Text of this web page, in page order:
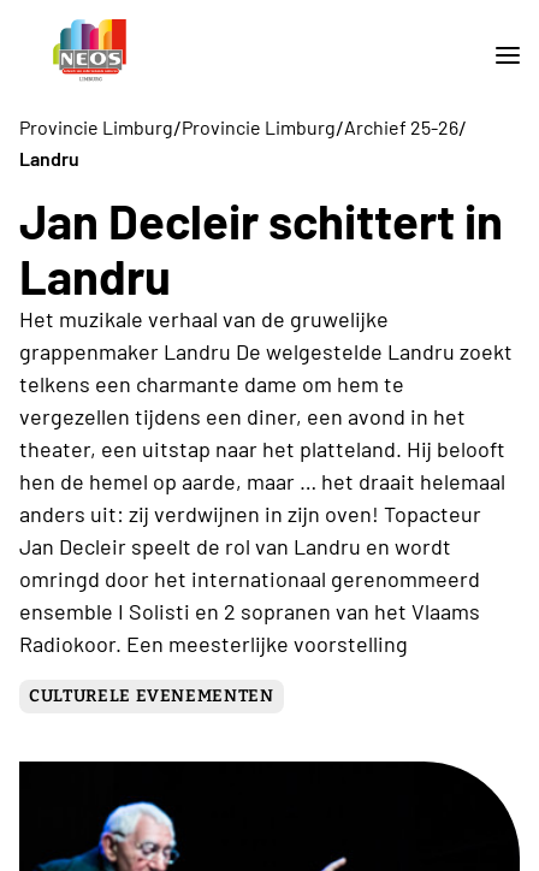
Provincie Limburg/Provincie Limburg/Archief 25-26/
Landru
Jan Decleir schittert in
Landru
Het muzikale verhaal van de gruwelijke
grappenmaker Landru De welgestelde Landru zoekt
telkens een charmante dame om hem te
vergezellen tijdens een diner, een avond in het
theater, een uitstap naar het platteland. Hij belooft
hen de hemel op aarde, maar … het draait helemaal
anders uit: zij verdwijnen in zijn oven! Topacteur
Jan Decleir speelt de rol van Landru en wordt
omringd door het internationaal gerenommeerd
ensemble I Solisti en 2 sopranen van het Vlaams
Radiokoor. Een meesterlijke voorstelling
CULTURELE EVENEMENTEN